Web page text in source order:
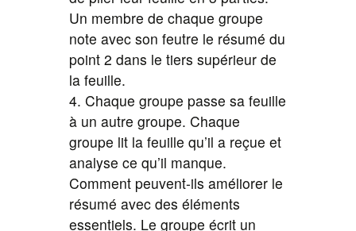
Un membre de chaque groupe
note avec son feutre le résumé du
point 2 dans le tiers supérieur de
la feuille.
4. Chaque groupe passe sa feuille
à un autre groupe. Chaque
groupe lit la feuille qu’il a reçue et
analyse ce qu’il manque.
Comment peuvent-ils améliorer le
résumé avec des éléments
essentiels. Le groupe écrit un